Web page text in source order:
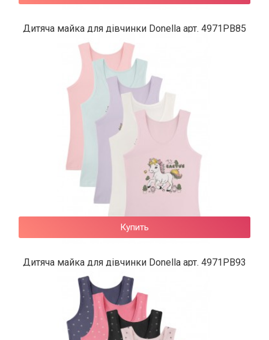
Дитяча майка для дівчинки Donella арт. 4971PB85
130 грн.
Купить
Дитяча майка для дівчинки Donella арт. 4971PB93
139 грн.